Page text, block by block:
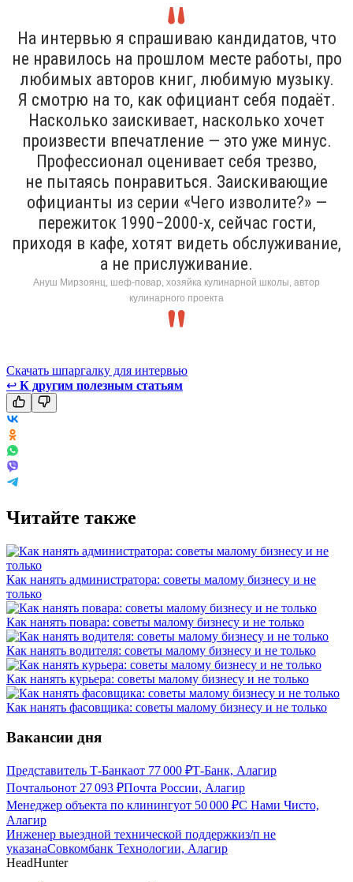
На интервью я спрашиваю кандидатов, что
не нравилось на прошлом месте работы, про
любимых авторов книг, любимую музыку.
Я смотрю на то, как официант себя подаёт.
Насколько заискивает, насколько хочет
произвести впечатление — это уже минус.
Профессионал оценивает себя трезво,
не пытаясь понравиться. Заискивающие
официанты из серии «Чего изволите?» —
пережиток 1990−2000-х, сейчас гости,
приходя в кафе, хотят видеть обслуживание,
а не прислуживание.
Ануш Мирзоянц, шеф-повар, хозяйка кулинарной школы, автор
кулинарного проекта
Скачать шпаргалку для интервью
↩ К другим полезным статьям
Читайте также
Как нанять администратора: советы малому бизнесу и не
только
Как нанять повара: советы малому бизнесу и не только
Как нанять водителя: советы малому бизнесу и не только
Как нанять курьера: советы малому бизнесу и не только
Как нанять фасовщика: советы малому бизнесу и не только
Вакансии дня
Представитель Т-Банкаот 77 000 ₽Т-Банк, Алагир
Почтальонот 27 093 ₽Почта России, Алагир
Менеджер объекта по клинингуот 50 000 ₽С Нами Чисто,
Алагир
Инженер выездной технической поддержкиз/п не
указанаСовкомбанк Технологии, Алагир
HeadHunter